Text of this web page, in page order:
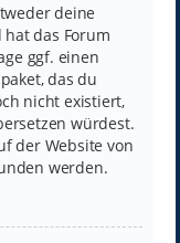
deine
das Forum
ggf. einen
das du
nicht existiert,
würdest.
der Website von
werden.